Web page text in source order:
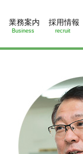
業務案内
Business
採用情報
recruit